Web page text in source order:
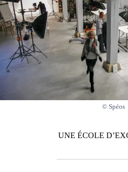
© Spéos
UNE ÉCOLE